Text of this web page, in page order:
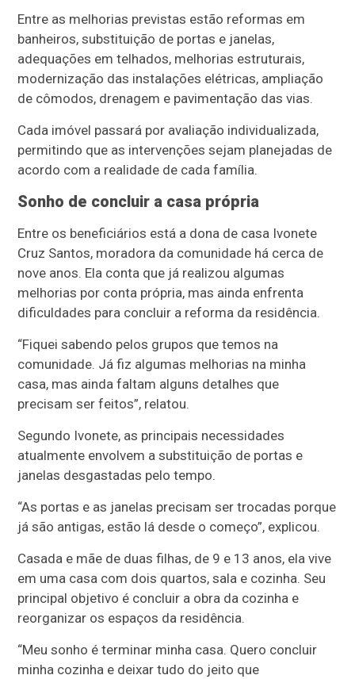
Entre as melhorias previstas estão reformas em
banheiros, substituição de portas e janelas,
adequações em telhados, melhorias estruturais,
modernização das instalações elétricas, ampliação
de cômodos, drenagem e pavimentação das vias.
Cada imóvel passará por avaliação individualizada,
permitindo que as intervenções sejam planejadas de
acordo com a realidade de cada família.
Sonho de concluir a casa própria
Entre os beneficiários está a dona de casa Ivonete
Cruz Santos, moradora da comunidade há cerca de
nove anos. Ela conta que já realizou algumas
melhorias por conta própria, mas ainda enfrenta
dificuldades para concluir a reforma da residência.
“Fiquei sabendo pelos grupos que temos na
comunidade. Já fiz algumas melhorias na minha
casa, mas ainda faltam alguns detalhes que
precisam ser feitos”, relatou.
Segundo Ivonete, as principais necessidades
atualmente envolvem a substituição de portas e
janelas desgastadas pelo tempo.
“As portas e as janelas precisam ser trocadas porque
já são antigas, estão lá desde o começo”, explicou.
Casada e mãe de duas filhas, de 9 e 13 anos, ela vive
em uma casa com dois quartos, sala e cozinha. Seu
principal objetivo é concluir a obra da cozinha e
reorganizar os espaços da residência.
“Meu sonho é terminar minha casa. Quero concluir
minha cozinha e deixar tudo do jeito que